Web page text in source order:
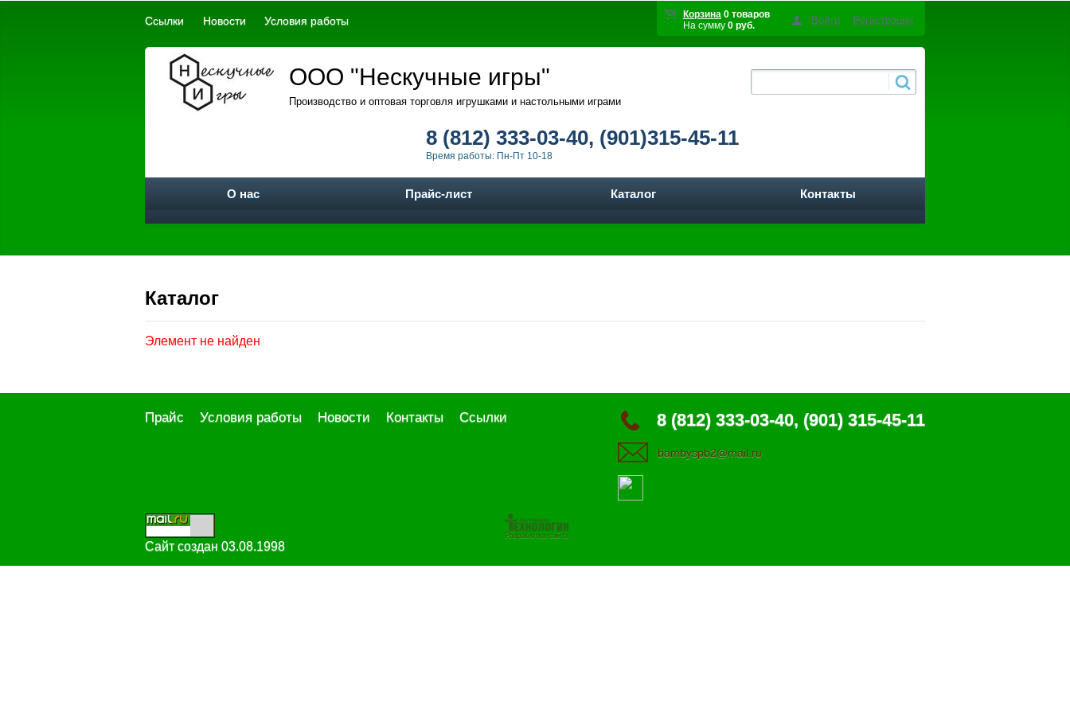
Корзина 0 товаров
На сумму 0 руб. Войти Регистрация
Ссылки Новости Условия работы
ООО "Нескучные игры"
Производство и оптовая торговля игрушками и настольными играми
8 (812) 333-03-40, (901)315-45-11
Время работы: Пн-Пт 10-18
О нас Прайс-лист Каталог Контакты
Каталог
Элемент не найден
8 (812) 333-03-40, (901) 315-45-11
bambyspb2@mail.ru
Прайс Условия работы Новости Контакты Ссылки
Разработка сайта
Сайт создан 03.08.1998